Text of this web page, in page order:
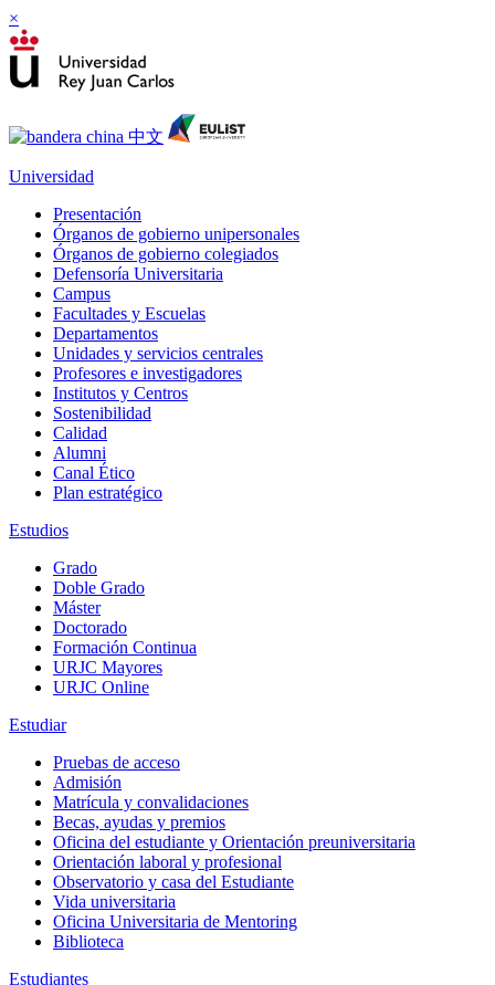
×
Universidad
Presentación
Órganos de gobierno unipersonales
Órganos de gobierno colegiados
Defensoría Universitaria
Campus
Facultades y Escuelas
Departamentos
Unidades y servicios centrales
Profesores e investigadores
Institutos y Centros
Sostenibilidad
Calidad
Alumni
Canal Ético
Plan estratégico
Estudios
Grado
Doble Grado
Máster
Doctorado
Formación Continua
URJC Mayores
URJC Online
Estudiar
Pruebas de acceso
Admisión
Matrícula y convalidaciones
Becas, ayudas y premios
Oficina del estudiante y Orientación preuniversitaria
Orientación laboral y profesional
Observatorio y casa del Estudiante
Vida universitaria
Oficina Universitaria de Mentoring
Biblioteca
Estudiantes